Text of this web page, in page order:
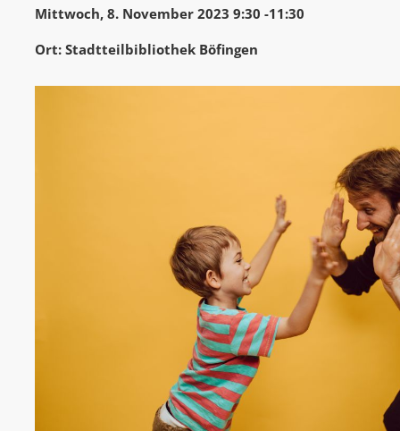
Mittwoch, 8. November 2023 9:30 -11:30
Ort: Stadtteilbibliothek Böfingen